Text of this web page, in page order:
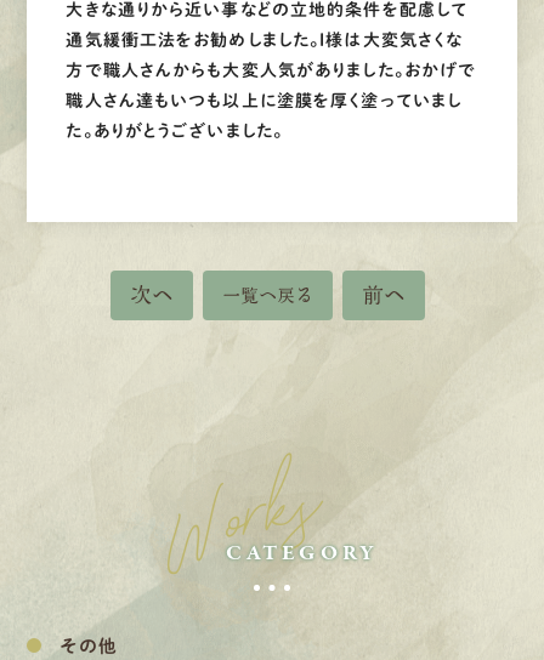
大きな通りから近い事などの立地的条件を配慮して
通気緩衝工法をお勧めしました。I様は大変気さくな
方で職人さんからも大変人気がありました。おかげで
職人さん達もいつも以上に塗膜を厚く塗っていまし
た。ありがとうございました。
次へ 一覧へ戻る 前へ
Works
CATEGORY
その他